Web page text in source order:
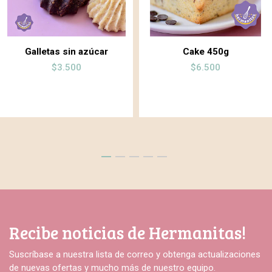
Galletas sin azúcar
$3.500
Cake 450g
$6.500
Recibe noticias de Hermanitas!
Suscríbase a nuestra lista de correo y obtenga actualizaciones
de nuevas ofertas y mucho más de nuestro equipo.